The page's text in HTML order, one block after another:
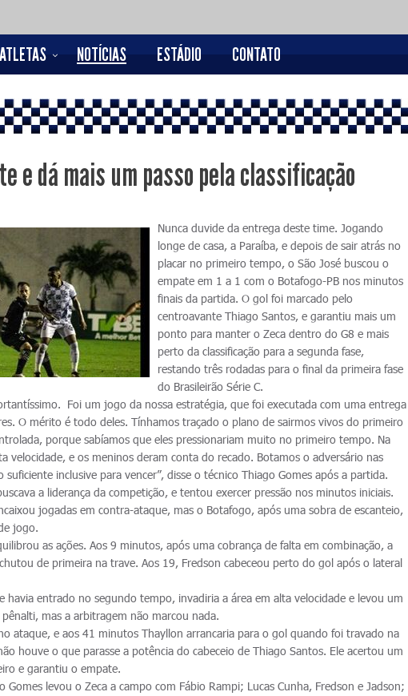
ATLETAS NOTÍCIAS ESTÁDIO CONTATO
e dá mais um passo pela classificação
Nunca duvide da entrega deste time. Jogando
longe de casa, a Paraíba, e depois de sair atrás no
placar no primeiro tempo, o São José buscou o
empate em 1 a 1 com o Botafogo-PB nos minutos
finais da partida. O gol foi marcado pelo
centroavante Thiago Santos, e garantiu mais um
ponto para manter o Zeca dentro do G8 e mais
perto da classificação para a segunda fase,
restando três rodadas para o final da primeira fase
do Brasileirão Série C.
Foi um jogo da nossa estratégia, que foi executada com uma entrega
O mérito é todo deles. Tínhamos traçado o plano de sairmos vivos do primeiro
porque sabíamos que eles pressionariam muito no primeiro tempo. Na
velocidade, e os meninos deram conta do recado. Botamos o adversário nas
inclusive para vencer”, disse o técnico Thiago Gomes após a partida.
a liderança da competição, e tentou exercer pressão nos minutos iniciais.
jogadas em contra-ataque, mas o Botafogo, após uma sobra de escanteio,
jogo.
as ações. Aos 9 minutos, após uma cobrança de falta em combinação, a
de primeira na trave. Aos 19, Fredson cabeceou perto do gol após o lateral
havia entrado no segundo tempo, invadiria a área em alta velocidade e levou um
mas a arbitragem não marcou nada.
ataque, e aos 41 minutos Thayllon arrancaria para o gol quando foi travado na
houve o que parasse a potência do cabeceio de Thiago Santos. Ele acertou um
e garantiu o empate.
Gomes levou o Zeca a campo com Fábio Rampi; Lucas Cunha, Fredson e Jadson;